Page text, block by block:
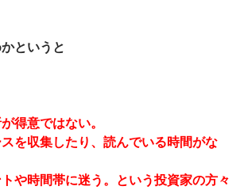
というと
得意ではない。
スを収集したり、読んでいる時間がな
トや時間帯に迷う。という投資家の方々